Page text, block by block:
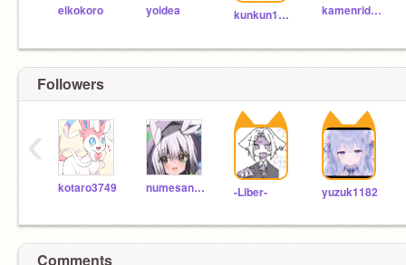
eikokoro yoidea kunkun1117 kamenriderridaisu
Followers
kotaro3749 numesan_2115 -Liber- yuzuk1182
‹
Comments